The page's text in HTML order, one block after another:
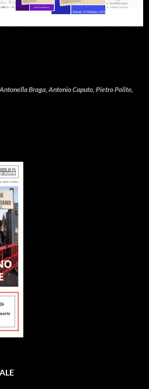
Braga, Antonio Caputo, Pietro Polito,